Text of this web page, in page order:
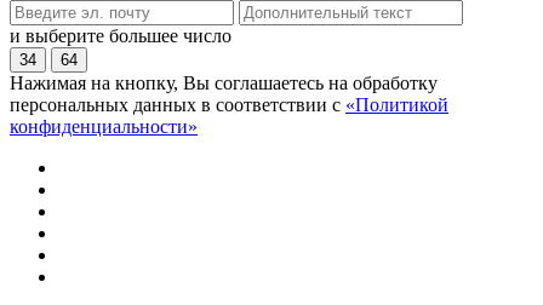
и выберите большее число
34 64
Нажимая на кнопку, Вы соглашаетесь на обработку
персональных данных в соответствии с «Политикой
конфиденциальности»